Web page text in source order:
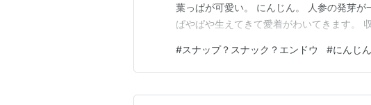
葉っぱが可愛い。 にんじん。 人参の発芽が
ぱやぱや生えてきて愛着がわいてきます。
お疲れ様です。 ランキング参加中雑談・日
中暮らしと、子育て ランキン…
#スナップ？スナック？エンドウ #にんじん